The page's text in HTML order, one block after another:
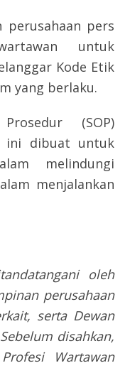
perusahaan pers
untuk
Kode Etik
yang berlaku.
(SOP)
ini dibuat untuk
melindungi
menjalankan
oleh
perusahaan
serta Dewan
disahkan,
Wartawan